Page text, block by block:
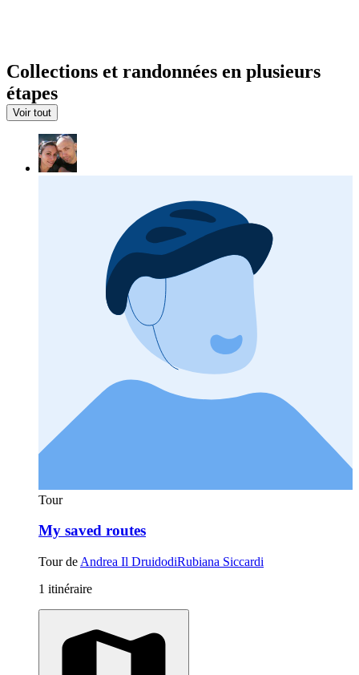
Collections et randonnées en plusieurs
étapes
Voir tout
Tour
My saved routes
Tour de Andrea Il DruidodiRubiana Siccardi
1 itinéraire